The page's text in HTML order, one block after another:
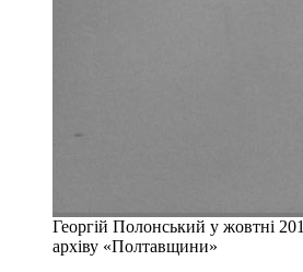
Георгій Полонський у жовтні
архіву «Полтавщини»